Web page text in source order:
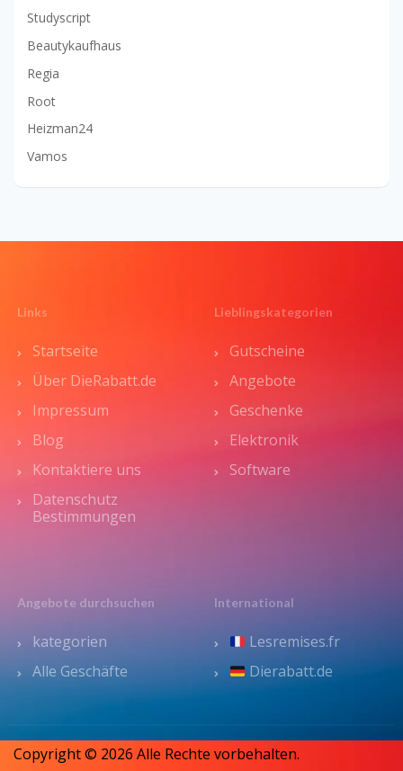
Studyscript
Beautykaufhaus
Regia
Root
Heizman24
Vamos
Links
Startseite
Über DieRabatt.de
Impressum
Blog
Kontaktiere uns
Datenschutz
Bestimmungen
Lieblingskategorien
Gutscheine
Angebote
Geschenke
Elektronik
Software
Angebote durchsuchen
kategorien
Alle Geschäfte
International
Lesremises.fr
Dierabatt.de
Copyright © 2026 Alle Rechte vorbehalten.